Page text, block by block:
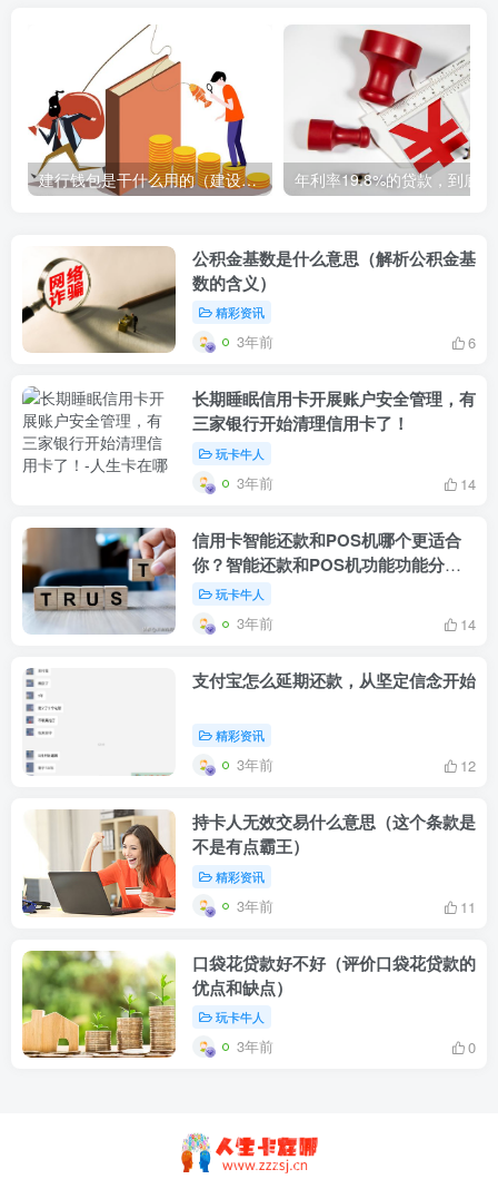
建行钱包是干什么用的（建设银行钱包的功能和用途简介）
公积金基数是什么意思（解析公积金基
数的含义）
精彩资讯
3年前 6
长期睡眠信用卡开展账户安全管理，有
三家银行开始清理信用卡了！
玩卡牛人
3年前 14
信用卡智能还款和POS机哪个更适合
你？智能还款和POS机功能功能分析
比较玩卡牛人
3年前 14
支付宝怎么延期还款，从坚定信念开始
精彩资讯
3年前 12
持卡人无效交易什么意思（这个条款是
不是有点霸王）
精彩资讯
3年前 11
口袋花贷款好不好（评价口袋花贷款的
优点和缺点）
玩卡牛人
3年前 0